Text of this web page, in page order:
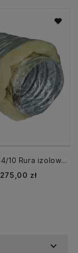
STH-L-254/10 Rura izolowana SONOTHERM LIGHT fi 250/ 10 mb Termoflex 140°C
Cena
275,00 zł
